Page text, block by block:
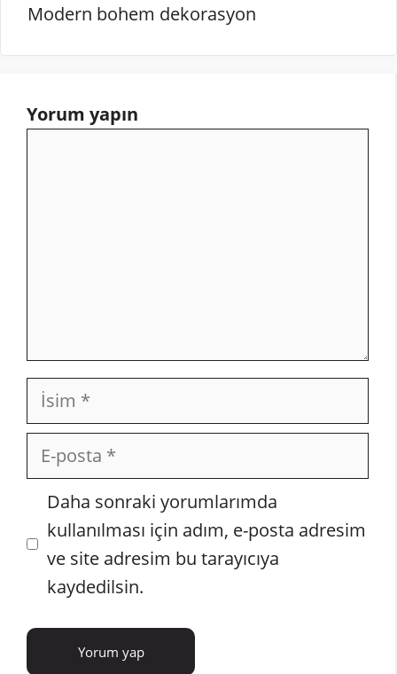
Modern bohem dekorasyon
Yorum yapın
İsim
posta
İnternet
sitesi
Daha sonraki yorumlarımda
kullanılması için adım, e-posta adresim
ve site adresim bu tarayıcıya
kaydedilsin.